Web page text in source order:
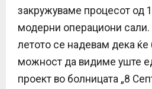
закружуваме процесот од
модерни операциони сали.
летото се надевам дека
можност да видиме уште
проект во болницата „8